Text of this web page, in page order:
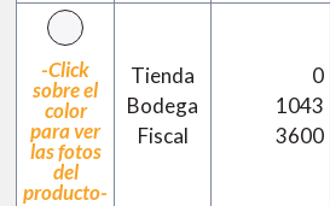
-Click
sobre el
color
para ver
las fotos
del
producto-
Tienda
Bodega
Fiscal
0
1043
3600